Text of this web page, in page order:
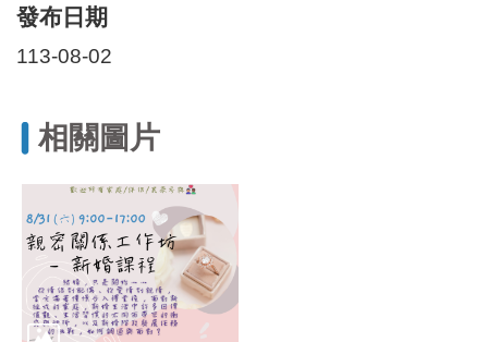
界
說
市
名
冊
發布日期
113-08-02
相關圖片